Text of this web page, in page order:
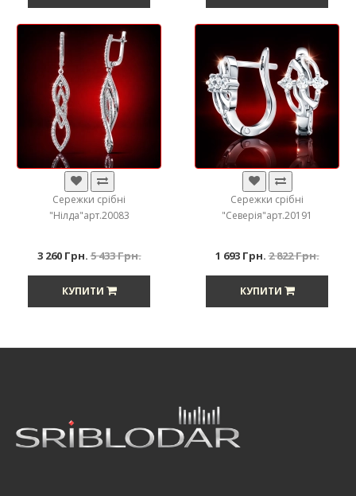
Сережки срібні
"Нілда"арт.20083
3 260 Грн.5 433 Грн.
КУПИТИ
Сережки срібні
"Северія"арт.20191
1 693 Грн.2 822 Грн.
КУПИТИ